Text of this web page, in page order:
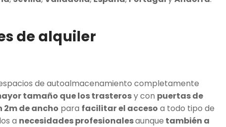
de alquiler
de autoalmacenamiento completamente
tamaño que los trasterosy con puertas de
2m de ancho para facilitar el acceso a todo tipo de
a necesidades profesionalesaunque también a